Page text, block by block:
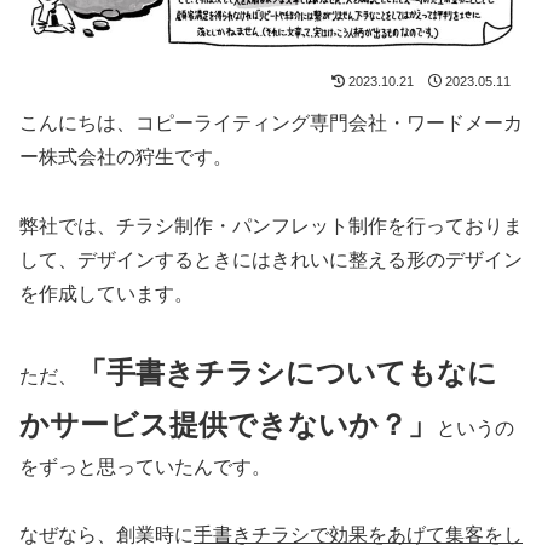
2023.10.21 2023.05.11
こんにちは、コピーライティング専門会社・ワードメーカ
ー株式会社の狩生です。
弊社では、チラシ制作・パンフレット制作を行っておりま
して、デザインするときにはきれいに整える形のデザイン
を作成しています。
ただ、
「手書きチラシについてもなに
かサービス提供できないか？」
というの
をずっと思っていたんです。
なぜなら、創業時に手書きチラシで効果をあげて集客をし